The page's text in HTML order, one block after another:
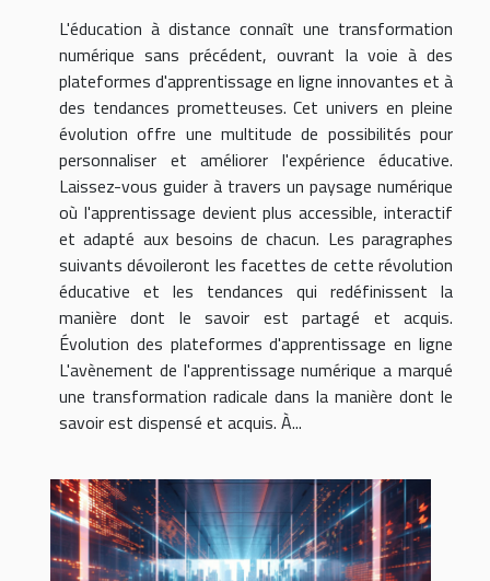
L'éducation à distance connaît une transformation
numérique sans précédent, ouvrant la voie à des
plateformes d'apprentissage en ligne innovantes et à
des tendances prometteuses. Cet univers en pleine
évolution offre une multitude de possibilités pour
personnaliser et améliorer l'expérience éducative.
Laissez-vous guider à travers un paysage numérique
où l'apprentissage devient plus accessible, interactif
et adapté aux besoins de chacun. Les paragraphes
suivants dévoileront les facettes de cette révolution
éducative et les tendances qui redéfinissent la
manière dont le savoir est partagé et acquis.
Évolution des plateformes d'apprentissage en ligne
L'avènement de l'apprentissage numérique a marqué
une transformation radicale dans la manière dont le
savoir est dispensé et acquis. À...